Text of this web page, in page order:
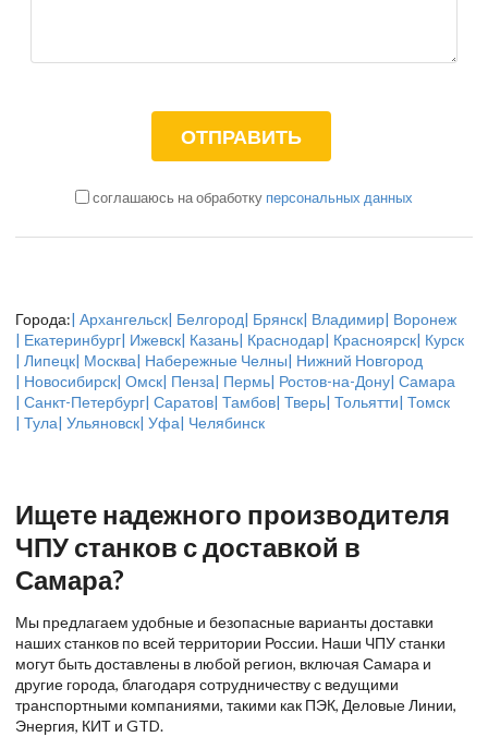
соглашаюсь на обработку персональных данных
Города:| Архангельск| Белгород| Брянск| Владимир| Воронеж
| Екатеринбург| Ижевск| Казань| Краснодар| Красноярск| Курск
| Липецк| Москва| Набережные Челны| Нижний Новгород
| Новосибирск| Омск| Пенза| Пермь| Ростов-на-Дону| Самара
| Санкт-Петербург| Саратов| Тамбов| Тверь| Тольятти| Томск
| Тула| Ульяновск| Уфа| Челябинск
Ищете надежного производителя
ЧПУ станков с доставкой в
Самара?
Мы предлагаем удобные и безопасные варианты доставки
наших станков по всей территории России. Наши ЧПУ станки
могут быть доставлены в любой регион, включая Самара и
другие города, благодаря сотрудничеству с ведущими
транспортными компаниями, такими как ПЭК, Деловые Линии,
Энергия, КИТ и GTD.